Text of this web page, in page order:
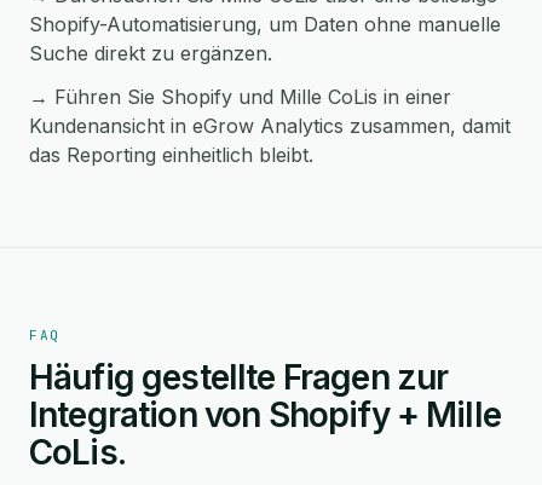
Shopify-Automatisierung, um Daten ohne manuelle
Suche direkt zu ergänzen.
→ Führen Sie Shopify und Mille CoLis in einer
Kundenansicht in eGrow Analytics zusammen, damit
das Reporting einheitlich bleibt.
FAQ
Häufig gestellte Fragen zur
Integration von Shopify + Mille
CoLis.